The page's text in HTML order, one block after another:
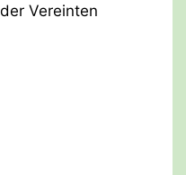
Vereinten